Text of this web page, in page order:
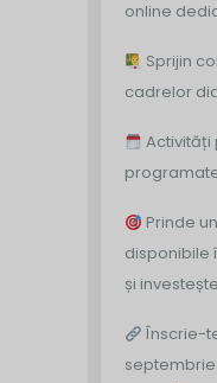
online
Sprijin
cadrelor
Activități
Prinde
disponibile
și
Înscrie-
septembrie